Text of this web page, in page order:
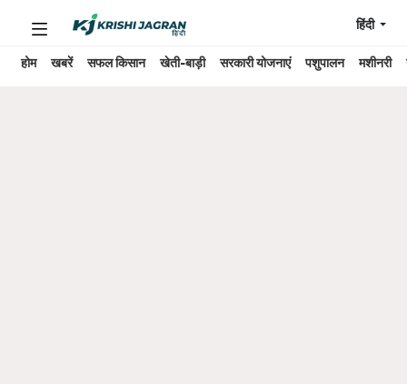
होम खबरें सफल किसान खेती-बाड़ी सरकारी योजनाएं पशुपालन मशीनरी
हिंदी